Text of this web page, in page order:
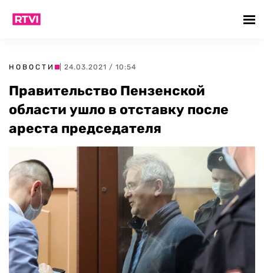
НОВОСТИ | 24.03.2021 / 10:54
Правительство Пензенской
области ушло в отставку после
ареста председателя